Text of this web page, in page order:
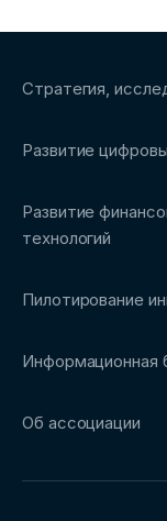
Стратегия,
Обзоры рынка и
Трендвотчинг и
Развитие
Развитие
технологий
Репозиторий
Рабочие группы
Пилотирование
Площадка
Информационная
Направления
Об ассоциации